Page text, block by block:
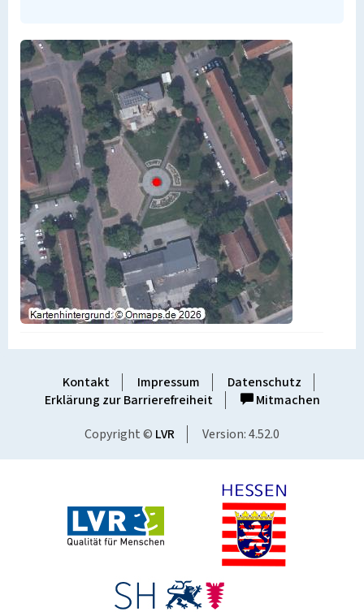
Kontakt Impressum
Datenschutz
Erklärung zur Barrierefreiheit
Mitmachen
Copyright © LVR Version: 4.52.0